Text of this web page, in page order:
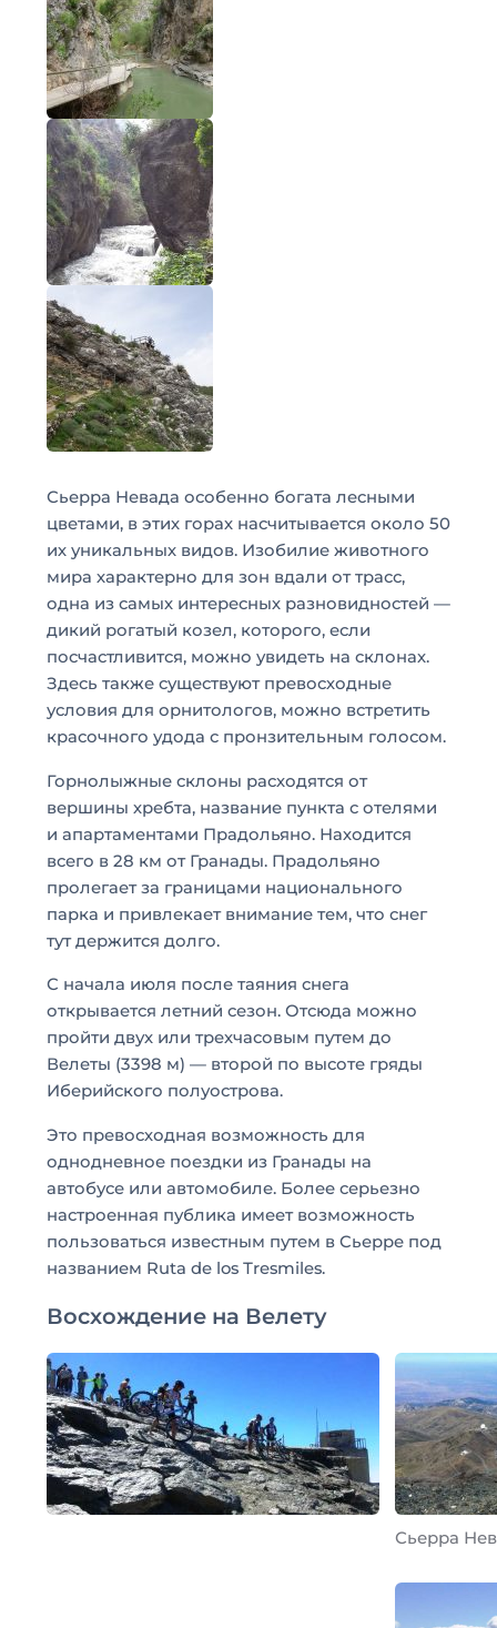
Сьерра Невада особенно богата лесными
цветами, в этих горах насчитывается около 50
их уникальных видов. Изобилие животного
мира характерно для зон вдали от трасс,
одна из самых интересных разновидностей —
дикий рогатый козел, которого, если
посчастливится, можно увидеть на склонах.
Здесь также существуют превосходные
условия для орнитологов, можно встретить
красочного удода с пронзительным голосом.
Горнолыжные склоны расходятся от
вершины хребта, название пункта с отелями
и апартаментами Прадольяно. Находится
всего в 28 км от Гранады. Прадольяно
пролегает за границами национального
парка и привлекает внимание тем, что снег
тут держится долго.
С начала июля после таяния снега
открывается летний сезон. Отсюда можно
пройти двух или трехчасовым путем до
Велеты (3398 м) — второй по высоте гряды
Иберийского полуострова.
Это превосходная возможность для
однодневное поездки из Гранады на
автобусе или автомобиле. Более серьезно
настроенная публика имеет возможность
пользоваться известным путем в Cьерре под
названием Ruta de los Тresmiles.
Восхождение на Велету
Сьерра